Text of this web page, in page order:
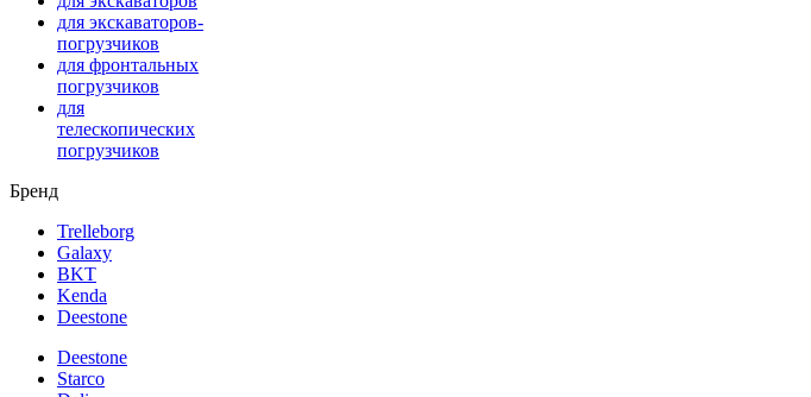
для экскаваторов-
погрузчиков
для фронтальных
погрузчиков
для
телескопических
погрузчиков
Бренд
Trelleborg
Galaxy
BKT
Kenda
Deestone
Deestone
Starco